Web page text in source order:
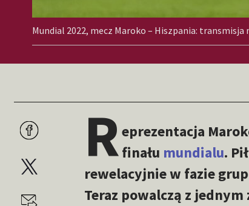
Mundial 2022, mecz Maroko – Hiszpania: transmisja
Reprezentacja
finału mundialu.
rewelacyjnie w fazie
Teraz powalczą z